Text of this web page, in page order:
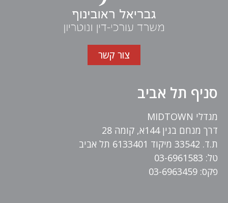
סניף תל אביב
מגדלי MIDTOWN
דרך מנחם בגין 144א, קומה 28
ת.ד. 33542 מיקוד 6133401 תל אביב
טל: 03-6961583
פקס: 03-6963459
צור קשר